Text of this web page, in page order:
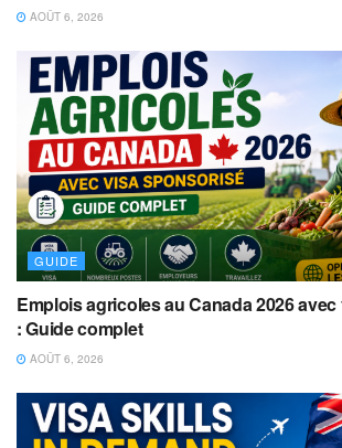
AOÛT 6, 2026
GUIDE
Emplois agricoles au Canada 2026
: Guide complet
AOÛT 6, 2026